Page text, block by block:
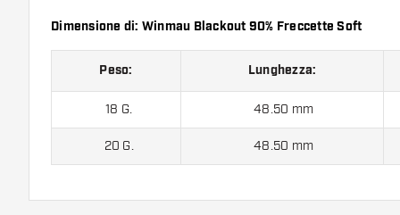
Dimensione di: Winmau Blackout 90% Freccette Soft
Peso: Lunghezza:
18 G. 48.50 mm
20 G. 48.50 mm